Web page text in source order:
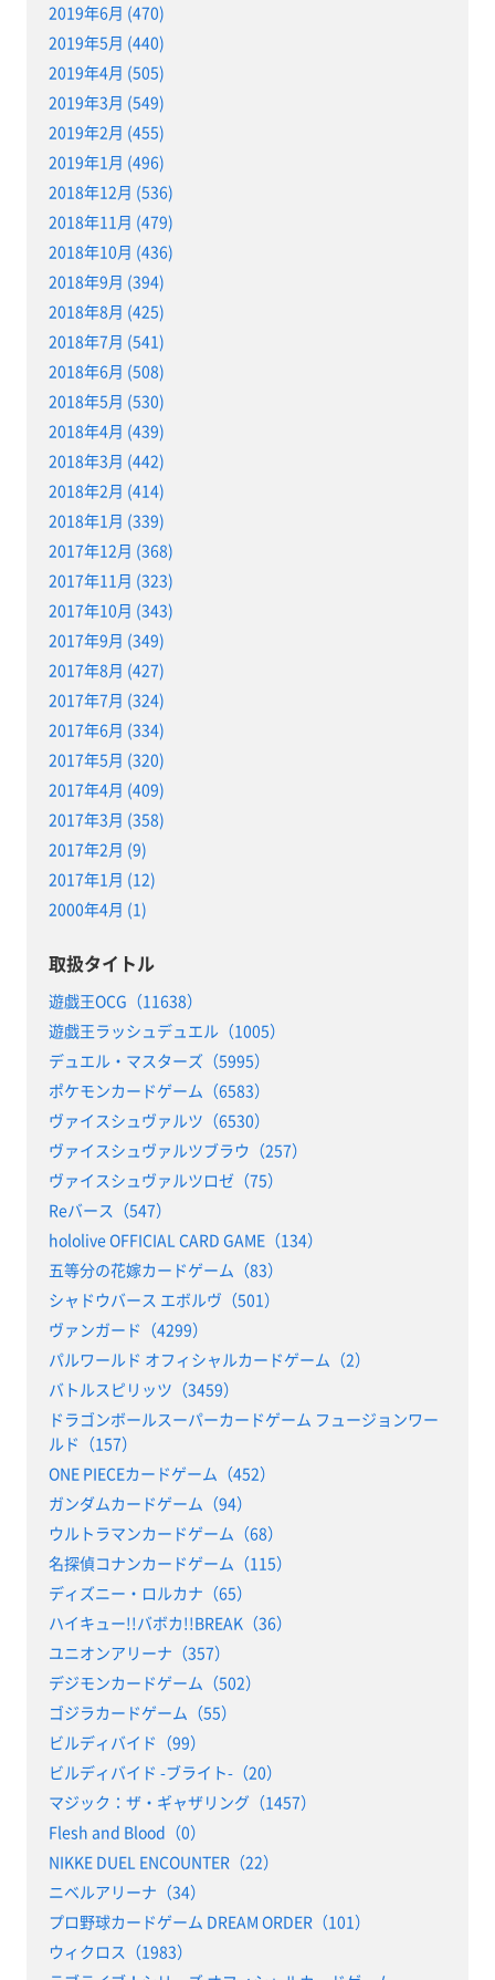
2019年6月 (470)
2019年5月 (440)
2019年4月 (505)
2019年3月 (549)
2019年2月 (455)
2019年1月 (496)
2018年12月 (536)
2018年11月 (479)
2018年10月 (436)
2018年9月 (394)
2018年8月 (425)
2018年7月 (541)
2018年6月 (508)
2018年5月 (530)
2018年4月 (439)
2018年3月 (442)
2018年2月 (414)
2018年1月 (339)
2017年12月 (368)
2017年11月 (323)
2017年10月 (343)
2017年9月 (349)
2017年8月 (427)
2017年7月 (324)
2017年6月 (334)
2017年5月 (320)
2017年4月 (409)
2017年3月 (358)
2017年2月 (9)
2017年1月 (12)
2000年4月 (1)
取扱タイトル
遊戯王OCG（11638）
遊戯王ラッシュデュエル（1005）
デュエル・マスターズ（5995）
ポケモンカードゲーム（6583）
ヴァイスシュヴァルツ（6530）
ヴァイスシュヴァルツブラウ（257）
ヴァイスシュヴァルツロゼ（75）
Reバース（547）
hololive OFFICIAL CARD GAME（134）
五等分の花嫁カードゲーム（83）
シャドウバース エボルヴ（501）
ヴァンガード（4299）
パルワールド オフィシャルカードゲーム（2）
バトルスピリッツ（3459）
ドラゴンボールスーパーカードゲーム フュージョンワー
ルド（157）
ONE PIECEカードゲーム（452）
ガンダムカードゲーム（94）
ウルトラマンカードゲーム（68）
名探偵コナンカードゲーム（115）
ディズニー・ロルカナ（65）
ハイキュー!!バボカ!!BREAK（36）
ユニオンアリーナ（357）
デジモンカードゲーム（502）
ゴジラカードゲーム（55）
ビルディバイド（99）
ビルディバイド -ブライト-（20）
マジック：ザ・ギャザリング（1457）
Flesh and Blood（0）
NIKKE DUEL ENCOUNTER（22）
ニベルアリーナ（34）
プロ野球カードゲーム DREAM ORDER（101）
ウィクロス（1983）